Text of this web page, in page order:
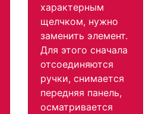
характерным
щелчком, нужно
заменить элемент.
Для этого сначала
отсоединяются
ручки, снимается
передняя панель,
осматривается